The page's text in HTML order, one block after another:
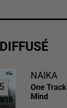
NAIKA
One Track
Mind